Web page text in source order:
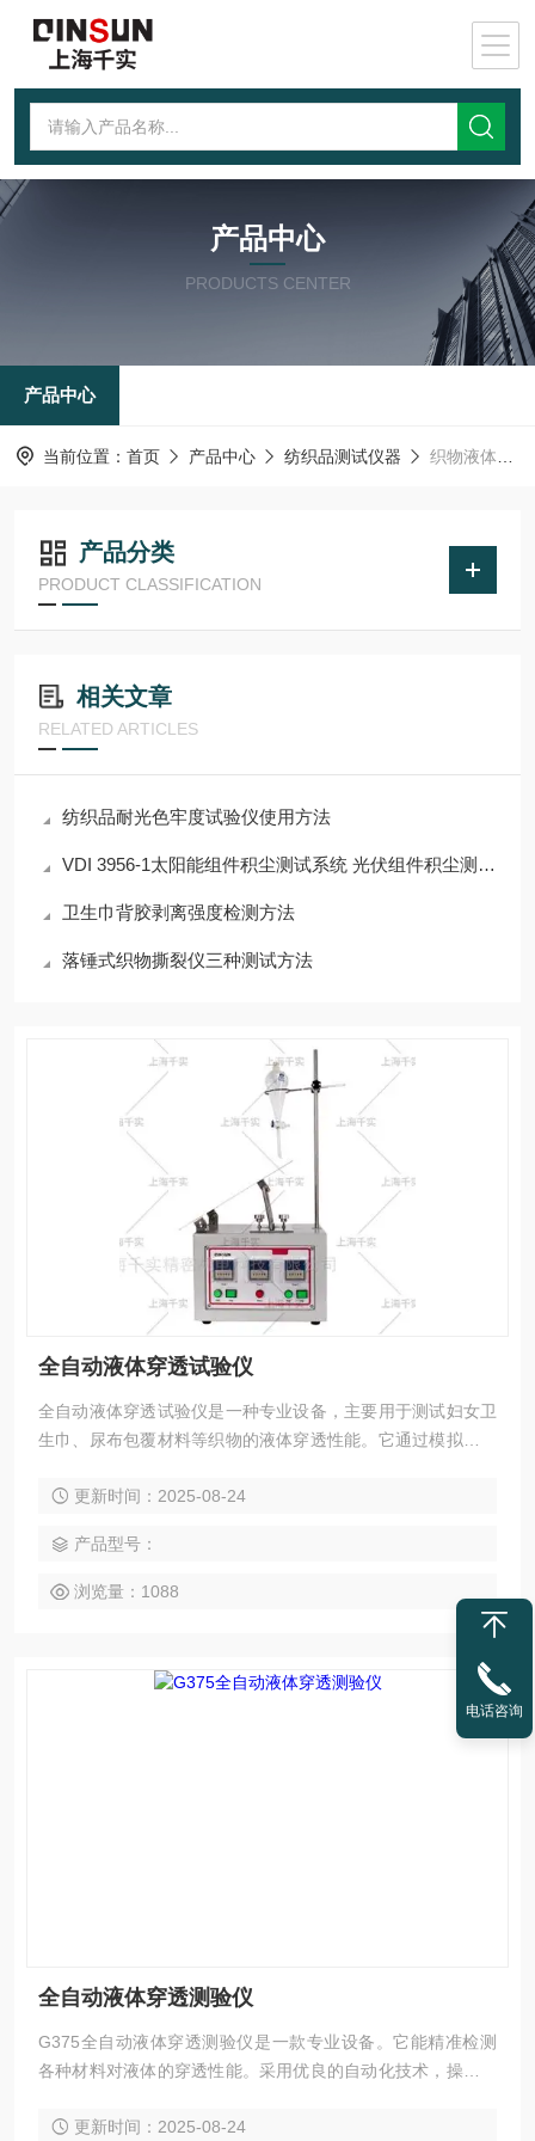
产品中心
PRODUCTS CENTER
产品中心
当前位置： 首页 产品中心 纺织品测试仪器 织物液体穿透测试仪
产品分类
PRODUCT CLASSIFICATION
相关文章
RELATED ARTICLES
纺织品耐光色牢度试验仪使用方法
VDI 3956-1太阳能组件积尘测试系统 光伏组件积尘测试装置
卫生巾背胶剥离强度检测方法
落锤式织物撕裂仪三种测试方法
全自动液体穿透试验仪
全自动液体穿透试验仪是一种专业设备，主要用于测试妇女卫
生巾、尿布包覆材料等织物的液体穿透性能。它通过模拟液体
试样所需的时间，从而评估材料的渗透性能。
更新时间：2025-08-24
产品型号：
浏览量：1088
全自动液体穿透测验仪
G375全自动液体穿透测验仪是一款专业设备。它能精准检测
各种材料对液体的穿透性能。采用优良的自动化技术，操作简
准确可靠。广泛应用于医疗卫生、包装等领域，为产品质量把
更新时间：2025-08-24
电话咨询